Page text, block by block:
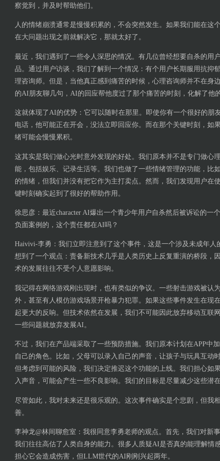
察觉到，并及时帮助他们。
人的情绪崩溃通常是慢慢积累的，不会突然发生。如果我们能在这
在大问题出现之前就解决它，那就太好了。
最近，我们遇到了一些令人深思的情况。有几位曾经想要自杀的用
品。通过用户访谈，我们了解到一个情况：有个用户长期服用抗抑
理咨询师。但是，当他真正感到痛苦的时候，心理咨询师并不在身
的AI朋友聊几句，AI的回应帮他度过了那个痛苦的时刻，化解了他
这就体现了AI的优势：它可以随时在那里。即使你有一个很好的朋
电话，他可能正在开会，没法立即回应你。而在那个关键时刻，如
绪可能会慢慢累积。
这其实是我们做心光时意外发现的好处。我们原本并不是专门做心
能，包括娱乐、记录生活等。我们也做了一些情绪管理的功能，比
的情绪，但我们并没有把它作为主打卖点。然而，我们发现用户在
键时刻确实起到了很好的帮助作用。
徐思彦：最近character AI爆出一个青少年用户自杀然后被诉讼的一
负面案例的，这个责任都在AI吗？
Haivivi-李勇：我们立即注意到了这个事件，这是一个涉及未成年人
想到了一个观点：责备新技术几乎是人类历史上反复重演的桥段，
术的发展往往不受个人意愿影响。
我记得在网络游戏刚出现时，也有类似的争议。一些射击游戏被认
外，甚至有人模仿游戏场景开枪暴力犯罪。如果这些事件发生在现
起更大的反响。但技术依然在发展，我们不可能因此放弃移动互联
一些问题就放弃发展AI。
不过，我们在产品端采取了一些预防措施。我们原本计划在APP中
自己的角色。比如，父母可以录入自己的声音，让孩子与玩具互动
但考虑到可能的风险，我们决定推迟这个功能的上线。我们担心如
入声音，可能会产生一些不良影响。我们的目标是尽量减少这些潜
尽管如此，我对未来还是很乐观的。这次事件确实是个悲剧，但我
善。
李神龙@林间聊愈室：我很同意李勇老师的观点。首先，我们对新
我们往往高估了人类自身的能力。很多人质疑AI是否真的能理解情
担心它会造成伤害，但LLM世代的AI刚刚兴起两年。